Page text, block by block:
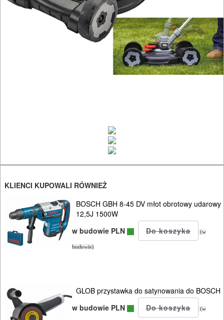
PNEUMATYCZNE
AKCESORIA
KOMPRESORY
OSPRZĘT
AGREGATY
PRĄDOWE
ODZIEŻ
ROBOCZA
SPRZĘT
AGD
KLIENCI KUPOWALI RÓWNIEŻ
BOSCH GBH 8-45 DV młot obrotowy udarowy
12,5J 1500W
w budowie PLN
(w
budowie)
GLOB przystawka do satynowania do BOSCH
w budowie PLN
(w